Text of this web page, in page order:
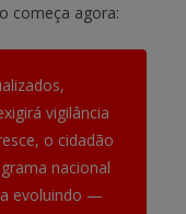
começa agora:
vigilância
o cidadão
nacional
evoluindo —